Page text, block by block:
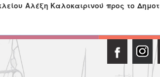
Αλέξη Καλοκαιρινού προς το